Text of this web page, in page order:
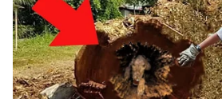
ಕನಕೋತ್ಸವದಲ್ಲಿ ರಿಷಬ್ ಶೆಟ್ಟಿ |
Shetty speech | Suvarna News
ಶೇ.50 ರಿಂದ ಶೇ.18 ಕ್ಕೆ TAX